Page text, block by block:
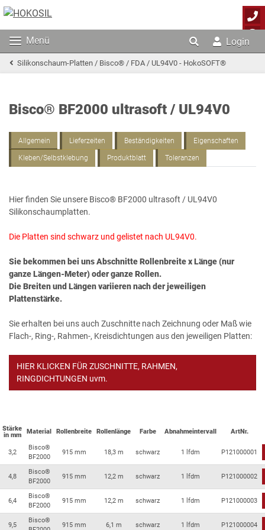
Menü Login
Silikonschaum-Platten / Bisco® / FDA / UL94V0 - HokoSOFT®
Bisco® BF2000 ultrasoft / UL94V0
Allgemein Lieferzeiten Beständigkeiten Eigenschaften
Kleben/Selbstklebung Produktblatt Toleranzen
Hier finden Sie unsere Bisco® BF2000 ultrasoft / UL94V0
Silikonschaumplatten.
Die Platten sind schwarz und gelistet nach UL94V0.
Sie bekommen bei uns Abschnitte Rollenbreite x Länge (nur
ganze Längen-Meter) oder ganze Rollen.
Die Breiten und Längen variieren nach der jeweiligen
Plattenstärke.
Sie erhalten bei uns auch Zuschnitte nach Zeichnung oder Maß wie
Flach-, Ring-, Rahmen-, Kreisdichtungen aus den jeweiligen Platten:
HIER KLICKEN FÜR ZUSCHNITTE, RAHMEN,
RINGDICHTUNGEN uvm.
Stärke
in mm
Material Rollenbreite Rollenlänge Farbe Abnahmeintervall ArtNr.
3,2
Bisco®
BF2000
915 mm 18,3 m schwarz 1 lfdm P121000001
4,8
Bisco®
BF2000
915 mm 12,2 m schwarz 1 lfdm P121000002
6,4
Bisco®
BF2000
915 mm 12,2 m schwarz 1 lfdm P121000003
9,5
Bisco®
915 mm 6,1 m schwarz 1 lfdm P121000004